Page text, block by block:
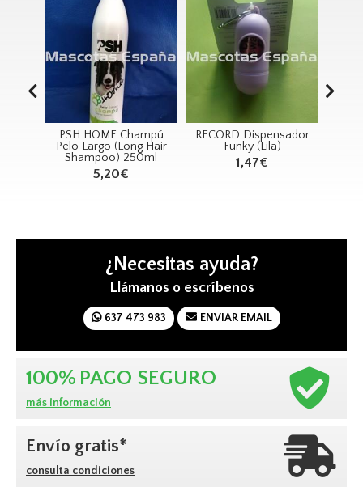
PSH HOME Champú
Pelo Largo (Long Hair
Shampoo) 250ml
RECORD Dispensador
Funky (Lila)
RECORD
¿Necesitas ayuda?
Llámanos o escríbenos
637 473 983 ENVIAR EMAIL
100% PAGO SEGURO
más información
Envío gratis*
consulta condiciones